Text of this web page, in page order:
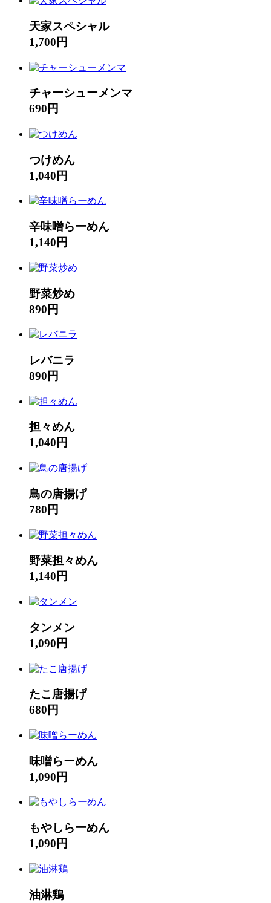
天家スペシャル
1,700円
チャーシューメンマ
690円
つけめん
1,040円
辛味噌らーめん
1,140円
野菜炒め
890円
レバニラ
890円
担々めん
1,040円
鳥の唐揚げ
780円
野菜担々めん
1,140円
タンメン
1,090円
たこ唐揚げ
680円
味噌らーめん
1,090円
もやしらーめん
1,090円
油淋鶏